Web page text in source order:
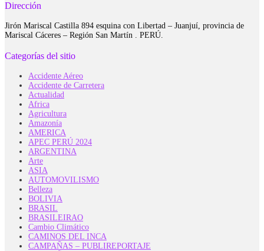
Dirección
Jirón Mariscal Castilla 894 esquina con Libertad – Juanjuí, provincia de
Mariscal Cáceres – Región San Martín . PERÚ.
Categorías del sitio
Accidente Aéreo
Accidente de Carretera
Actualidad
Africa
Agricultura
Amazonía
AMERICA
APEC PERÚ 2024
ARGENTINA
Arte
ASIA
AUTOMOVILISMO
Belleza
BOLIVIA
BRASIL
BRASILEIRAO
Cambio Climático
CAMINOS DEL INCA
CAMPAÑAS – PUBLIREPORTAJE